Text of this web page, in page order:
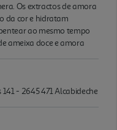
Os extractos de amora
da cor e hidratam
ao mesmo tempo
ameixa doce e amora
- 2645 471 Alcabideche